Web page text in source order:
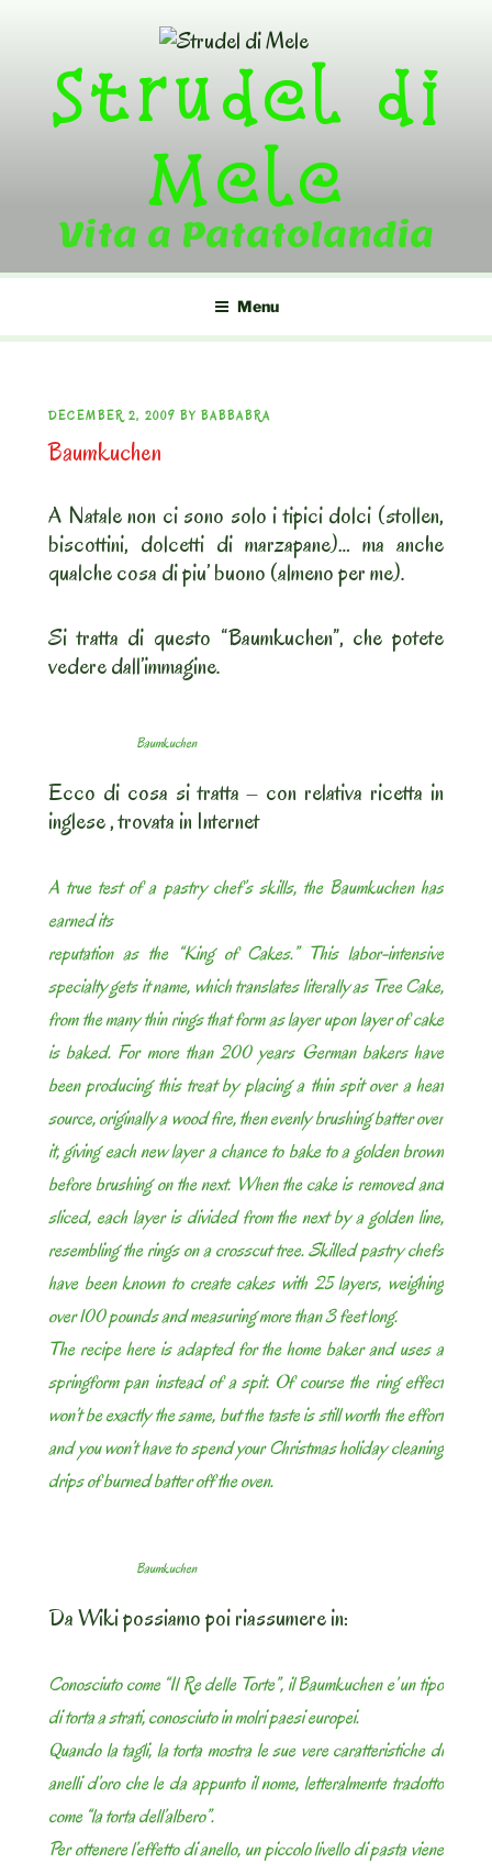
contentStrudel di
Mele
Vita a Patatolandia
Menu
POSTED
ON
DECEMBER 2, 2009 BY BABBABRA
Baumkuchen
A Natale non ci sono solo i tipici dolci (stollen,
biscottini, dolcetti di marzapane)… ma anche
qualche cosa di piu’ buono (almeno per me).
Si tratta di questo “Baumkuchen”, che potete
vedere dall’immagine.
Baumkuchen
Ecco di cosa si tratta – con relativa ricetta in
inglese , trovata in Internet
A true test of a pastry chef’s skills, the Baumkuchen has
earned its
reputation as the “King of Cakes.” This labor-intensive
specialty gets it name, which translates literally as Tree Cake,
from the many thin rings that form as layer upon layer of cake
is baked. For more than 200 years German bakers have
been producing this treat by placing a thin spit over a heat
source, originally a wood fire, then evenly brushing batter over
it, giving each new layer a chance to bake to a golden brown
before brushing on the next. When the cake is removed and
sliced, each layer is divided from the next by a golden line,
resembling the rings on a crosscut tree. Skilled pastry chefs
have been known to create cakes with 25 layers, weighing
over 100 pounds and measuring more than 3 feet long.
The recipe here is adapted for the home baker and uses a
springform pan instead of a spit. Of course the ring effect
won’t be exactly the same, but the taste is still worth the effort
and you won’t have to spend your Christmas holiday cleaning
drips of burned batter off the oven.
Baumkuchen
Da Wiki possiamo poi riassumere in:
Conosciuto come “Il Re delle Torte”, il Baumkuchen e’ un tipo
di torta a strati, conosciuto in molri paesi europei.
Quando la tagli, la torta mostra le sue vere caratteristiche di
anelli d’oro che le da appunto il nome, letteralmente tradotto
come “la torta dell’albero”.
Per ottenere l’effetto di anello, un piccolo livello di pasta viene